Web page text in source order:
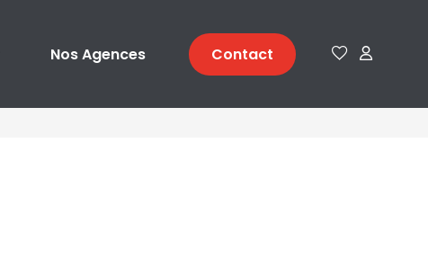
Nos Agences Contact